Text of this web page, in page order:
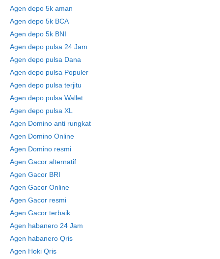
Agen depo 5k aman
Agen depo 5k BCA
Agen depo 5k BNI
Agen depo pulsa 24 Jam
Agen depo pulsa Dana
Agen depo pulsa Populer
Agen depo pulsa terjitu
Agen depo pulsa Wallet
Agen depo pulsa XL
Agen Domino anti rungkat
Agen Domino Online
Agen Domino resmi
Agen Gacor alternatif
Agen Gacor BRI
Agen Gacor Online
Agen Gacor resmi
Agen Gacor terbaik
Agen habanero 24 Jam
Agen habanero Qris
Agen Hoki Qris